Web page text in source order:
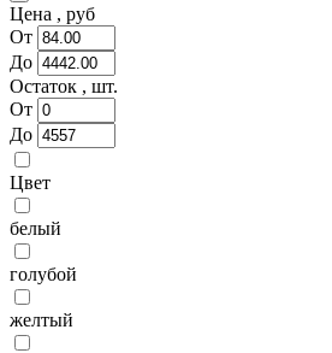
Цена , руб
От
До
Остаток , шт.
От
До
Цвет
белый
голубой
желтый